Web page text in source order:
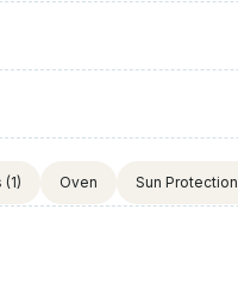
(1) Oven Sun Protection